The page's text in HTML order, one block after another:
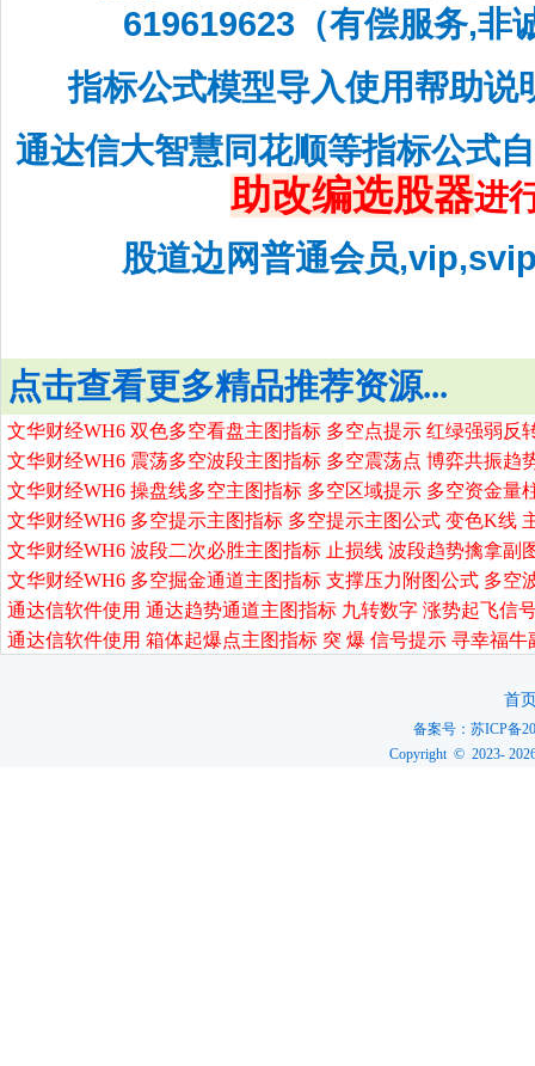
619619623（有偿服务,非
指标公式模型导入使用帮助说
通达信大智慧同花顺等指标公式
助改编选股器进
股道边网普通会员
点击查看更多精品推荐资源...
文华财经WH6 双色多空看盘主图指标 多空点提示 红绿强弱反
文华财经WH6 震荡多空波段主图指标 多空震荡点 博弈共振趋
文华财经WH6 操盘线多空主图指标 多空区域提示 多空资金量
文华财经WH6 多空提示主图指标 多空提示主图公式 变色K线
文华财经WH6 波段二次必胜主图指标 止损线 波段趋势擒拿副
文华财经WH6 多空掘金通道主图指标 支撑压力附图公式 多空
通达信软件使用 通达趋势通道主图指标 九转数字 涨势起飞信
通达信软件使用 箱体起爆点主图指标 突 爆 信号提示 寻幸福
首
备案号：苏ICP备
Copyright © 2023-